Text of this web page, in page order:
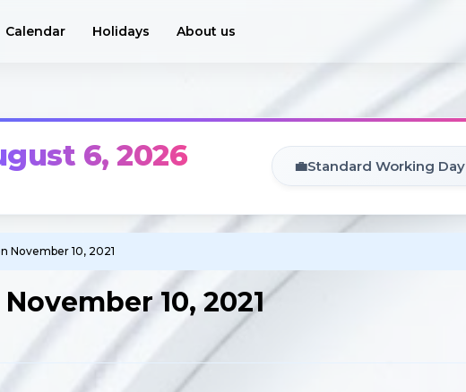
Calendar Holidays About us
6, 2026 💼Standard Working Day
November 10, 2021
10, 2021